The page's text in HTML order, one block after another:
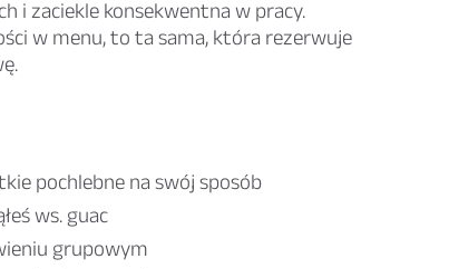
i zaciekle konsekwentna w pracy.
w menu, to ta sama, która rezerwuje
pochlebne na swój sposób
ws. guac
grupowym